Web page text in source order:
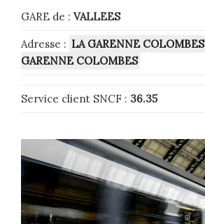
GARE de : VALLEES
Adresse : LA GARENNE COLOMBES
GARENNE COLOMBES
Service client SNCF : 36.35